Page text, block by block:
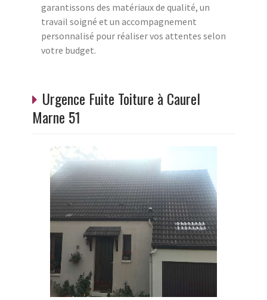
garantissons des matériaux de qualité, un
travail soigné et un accompagnement
personnalisé pour réaliser vos attentes selon
votre budget.
Urgence Fuite Toiture à Caurel
Marne 51